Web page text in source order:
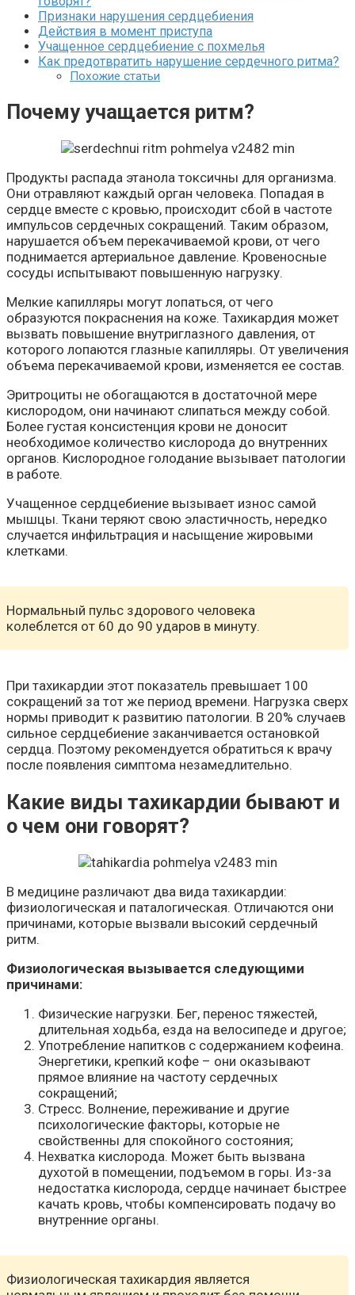
Признаки нарушения сердцебиения
Действия в момент приступа
Учащенное сердцебиение с похмелья
Как предотвратить нарушение сердечного ритма?
Похожие статьи
Почему учащается ритм?
Продукты распада этанола токсичны для организма.
Они отравляют каждый орган человека. Попадая в
сердце вместе с кровью, происходит сбой в частоте
импульсов сердечных сокращений. Таким образом,
нарушается объем перекачиваемой крови, от чего
поднимается артериальное давление. Кровеносные
сосуды испытывают повышенную нагрузку.
Мелкие капилляры могут лопаться, от чего
образуются покраснения на коже. Тахикардия может
вызвать повышение внутриглазного давления, от
которого лопаются глазные капилляры. От увеличения
объема перекачиваемой крови, изменяется ее состав.
Эритроциты не обогащаются в достаточной мере
кислородом, они начинают слипаться между собой.
Более густая консистенция крови не доносит
необходимое количество кислорода до внутренних
органов. Кислородное голодание вызывает патологии
в работе.
Учащенное сердцебиение вызывает износ самой
мышцы. Ткани теряют свою эластичность, нередко
случается инфильтрация и насыщение жировыми
клетками.
Нормальный пульс здорового человека
колеблется от 60 до 90 ударов в минуту.
При тахикардии этот показатель превышает 100
сокращений за тот же период времени. Нагрузка сверх
нормы приводит к развитию патологии. В 20% случаев
сильное сердцебиение заканчивается остановкой
сердца. Поэтому рекомендуется обратиться к врачу
после появления симптома незамедлительно.
Какие виды тахикардии бывают и
о чем они говорят?
В медицине различают два вида тахикардии:
физиологическая и паталогическая. Отличаются они
причинами, которые вызвали высокий сердечный
ритм.
Физиологическая вызывается следующими
причинами:
Физические нагрузки. Бег, перенос тяжестей,
длительная ходьба, езда на велосипеде и другое;
Употребление напитков с содержанием кофеина.
Энергетики, крепкий кофе – они оказывают
прямое влияние на частоту сердечных
сокращений;
Стресс. Волнение, переживание и другие
психологические факторы, которые не
свойственны для спокойного состояния;
Нехватка кислорода. Может быть вызвана
духотой в помещении, подъемом в горы. Из-за
недостатка кислорода, сердце начинает быстрее
качать кровь, чтобы компенсировать подачу во
внутренние органы.
Физиологическая тахикардия является